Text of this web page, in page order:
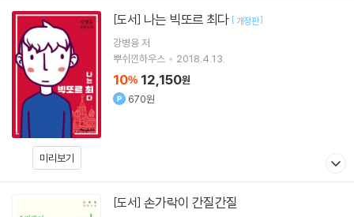
미리보기
[도서] 나는 빅또르 최다 [개정판]
강병융저
뿌쉬낀하우스
2018.4.13.
10% 12,150원
670원
[도서] 손가락이 간질간질